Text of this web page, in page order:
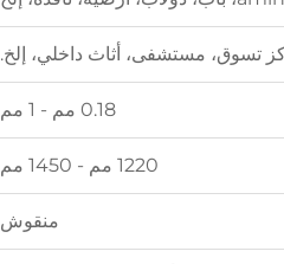
تسوق، مستشفى، أثاث داخلي، إلخ.
0.18 مم - 1 مم
1220 مم - 1450 مم
منقوش